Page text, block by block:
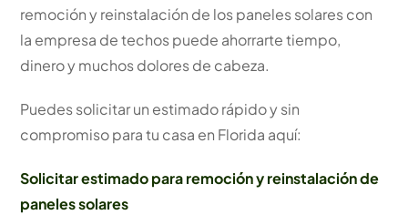
remoción y reinstalación de los paneles solares con
la empresa de techos puede ahorrarte tiempo,
dinero y muchos dolores de cabeza.
Puedes solicitar un estimado rápido y sin
compromiso para tu casa en Florida aquí:
Solicitar estimado para remoción y reinstalación de
paneles solares